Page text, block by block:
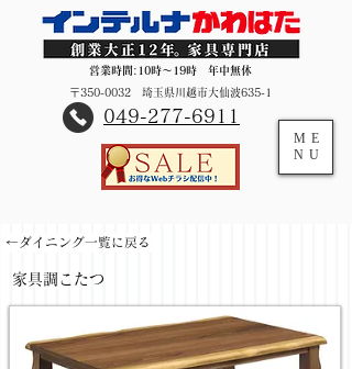
営業時間:10時～19時 年中無休
〒350-0032 埼玉県川越市大仙波635-1
​049-277-6911
ME
NU
←ダイニング一覧に戻る
家具調こたつ